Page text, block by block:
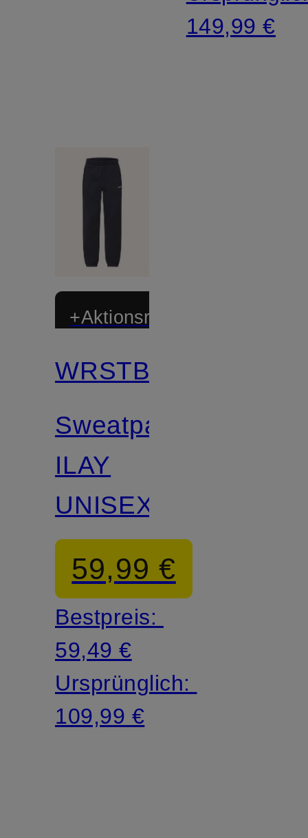
149,99 €
+Aktionsrabatt
WRSTBHVR
Sweatpants
ILAY
UNISEX
59,99 €
Bestpreis:
59,49 €
Ursprünglich:
109,99 €